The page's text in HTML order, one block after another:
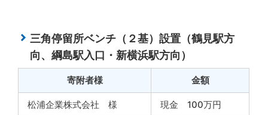
三角停留所ベンチ（２基）設置（鶴見駅方
向、綱島駅入口・新横浜駅方向）
寄附者様 金額
松浦企業株式会社 様 現金 100万円